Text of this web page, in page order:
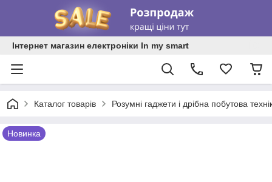
Інтернет магазин електроніки In my smart
Каталог товарів Розумні гаджети і дрібна побутова
Новинка